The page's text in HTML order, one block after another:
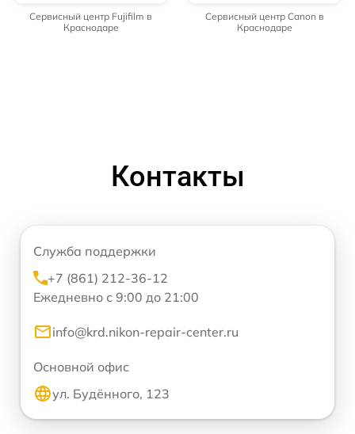
Сервисный центр Fujifilm в
Краснодаре
Сервисный центр Canon в
Краснодаре
Контакты
Служба поддержки
+7 (861) 212-36-12
Ежедневно с 9:00 до 21:00
info@krd.nikon-repair-center.ru
Основной офис
ул. Будённого, 123